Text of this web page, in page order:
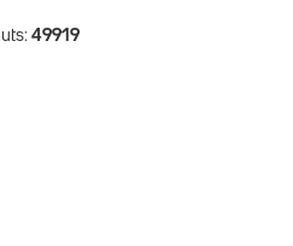
49919